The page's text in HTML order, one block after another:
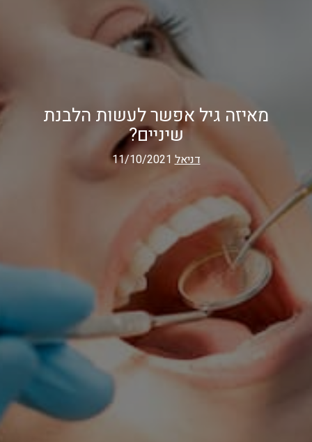
מאיזה גיל אפשר לעשות הלבנת
שיניים?
דניאל